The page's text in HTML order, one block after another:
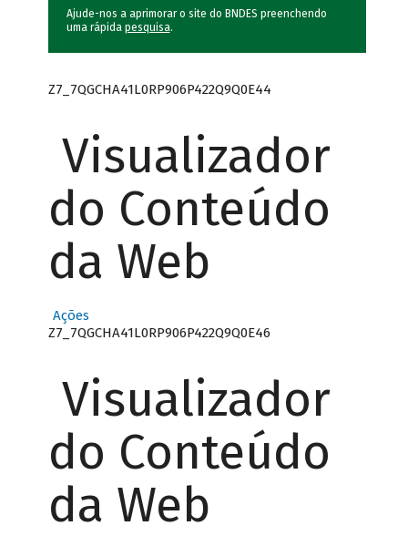
Ajude-nos a aprimorar o site do BNDES preenchendo
uma rápida pesquisa.
Z7_7QGCHA41L0RP906P422Q9Q0E44
Visualizador
do Conteúdo
da Web
Ações
Z7_7QGCHA41L0RP906P422Q9Q0E46
Visualizador
do Conteúdo
da Web